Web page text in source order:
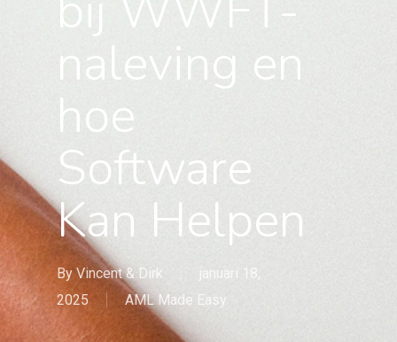
naleving en
hoe
Software
Kan Helpen
By Vincent & Dirk
januari 18,
2025
AML Made Easy